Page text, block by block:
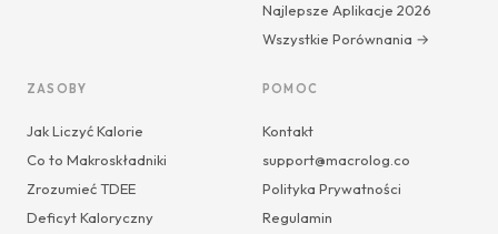
Najlepsze Aplikacje 2026
Wszystkie Porównania →
ZASOBY
Jak Liczyć Kalorie
Co to Makroskładniki
Zrozumieć TDEE
Deficyt Kaloryczny
POMOC
Kontakt
support@macrolog.co
Polityka Prywatności
Regulamin